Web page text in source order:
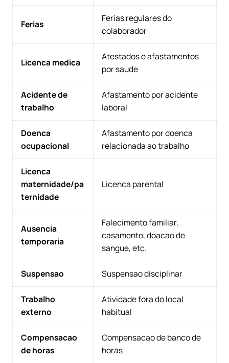
Ferias
Ferias regulares do
colaborador
Licenca medica
Atestados e afastamentos
por saude
Acidente de
trabalho
Afastamento por acidente
laboral
Doenca
ocupacional
Afastamento por doenca
relacionada ao trabalho
Licenca
maternidade/pa
ternidade
Licenca parental
Ausencia
temporaria
Falecimento familiar,
casamento, doacao de
sangue, etc.
Suspensao Suspensao disciplinar
Trabalho
externo
Atividade fora do local
habitual
Compensacao
de horas
Compensacao de banco de
horas